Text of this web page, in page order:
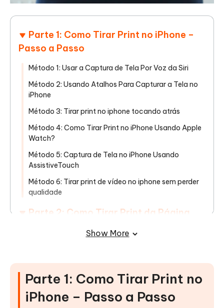
Parte 1: Como Tirar Print no iPhone –
Passo a Passo
Método 1: Usar a Captura de Tela Por Voz da Siri
Método 2: Usando Atalhos Para Capturar a Tela no
iPhone
Método 3: Tirar print no iphone tocando atrás
Método 4: Como Tirar Print no iPhone Usando Apple
Watch?
Método 5: Captura de Tela no iPhone Usando
AssistiveTouch
Método 6: Tirar print de vídeo no iphone sem perder
qualidade
Parte 2: Como Tirar Print da Página
Possível Capturar a Tela no iPhone?
Show More
Parte 1: Como Tirar Print no
iPhone – Passo a Passo